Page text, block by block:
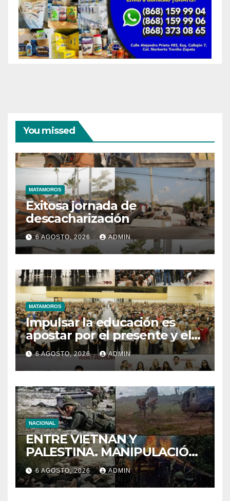
You missed
MATAMOROS
Exitosa jornada de
descacharización
6 AGOSTO, 2026 ADMIN
MATAMOROS
Impulsar la educación es
apostar por el presente y el
futuro de Matamoros
6 AGOSTO, 2026 ADMIN
NACIONAL
ENTRE VIETNAN Y
PALESTINA. MANIPULACIÓN
DE IMÁNGES EN LA GUERRA
6 AGOSTO, 2026 ADMIN